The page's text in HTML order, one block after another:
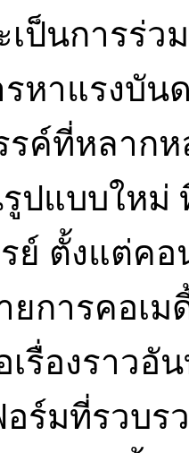
เป็นการร่
รหาแรงบัน
รค์ที่หลาก
รูปแบบให
ย์ ตั้งแต่คอ
ยการคอเม
เรื่องราวอั
ร์มที่รวบร